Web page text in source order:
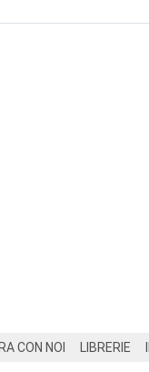
CON NOI LIBRERIE